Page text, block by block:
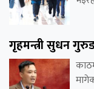
गृहमन्त्री सुधन